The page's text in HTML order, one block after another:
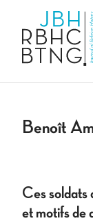
Benoît
Ces soldats
et motifs de